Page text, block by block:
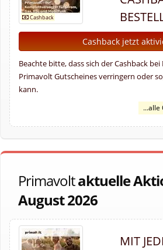
Cashback jetzt
Beachte bitte, dass sich der Cashback
Primavolt Gutscheines verringern oder
kann.
...alle
Primavoltaktuelle
August 2026
MIT